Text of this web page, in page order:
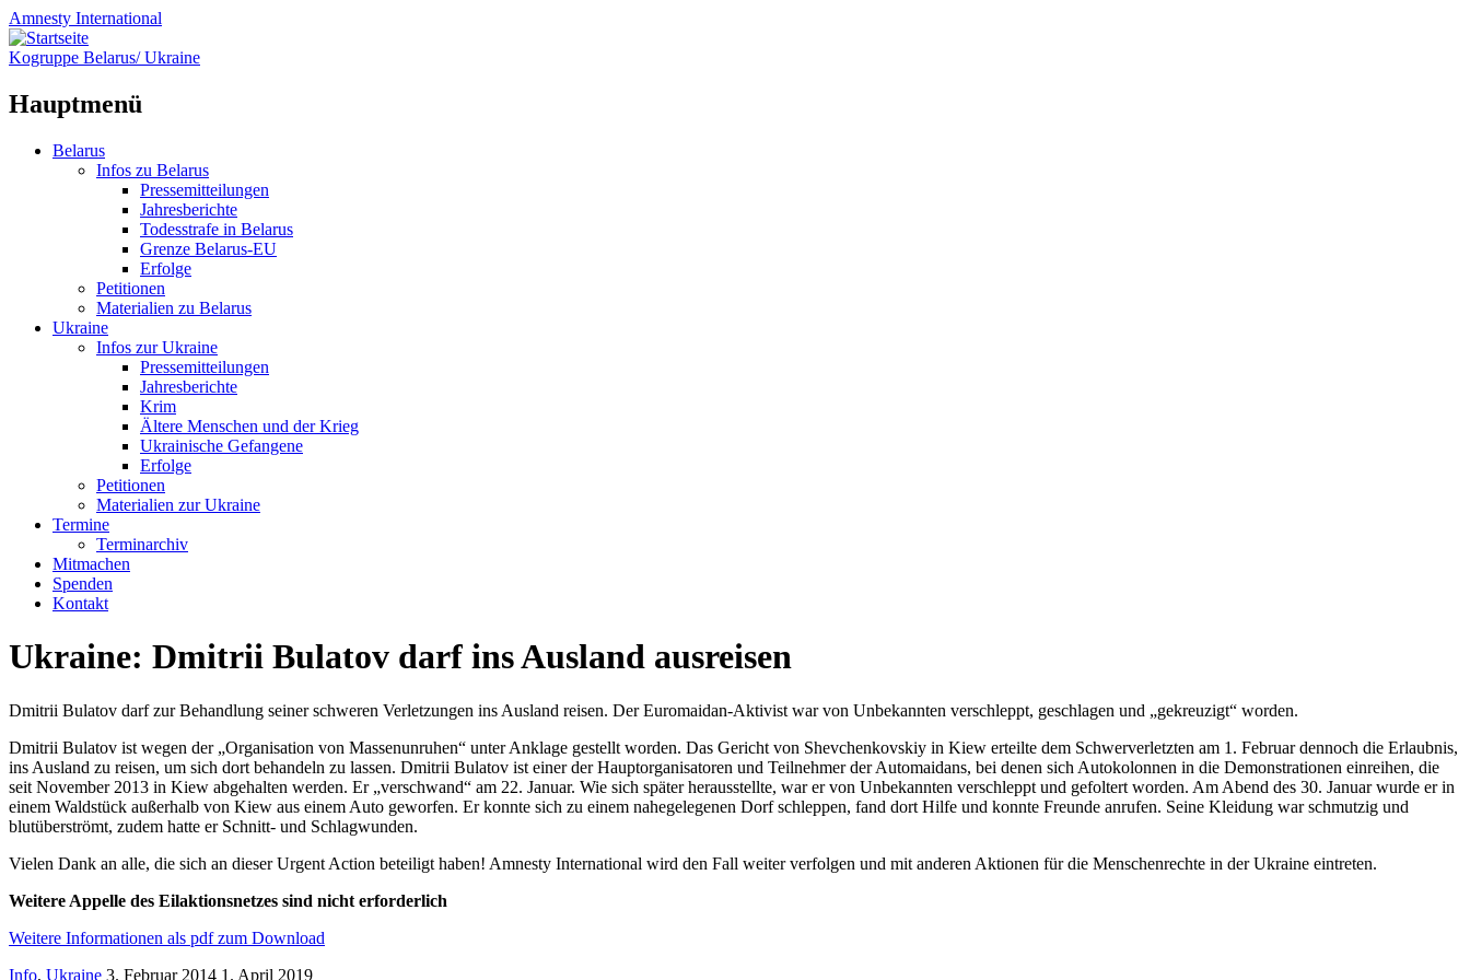
Amnesty International
Kogruppe Belarus/ Ukraine
Hauptmenü
Zum
Belarus
Infos zu Belarus
Pressemitteilungen
Jahresberichte
Todesstrafe in Belarus
Grenze Belarus-EU
Erfolge
Petitionen
Materialien zu Belarus
Ukraine
Infos zur Ukraine
Pressemitteilungen
Jahresberichte
Krim
Ältere Menschen und der Krieg
Ukrainische Gefangene
Erfolge
Petitionen
Materialien zur Ukraine
Termine
Terminarchiv
Mitmachen
Spenden
Kontakt
Ukraine: Dmitrii Bulatov darf ins Ausland ausreisen
Dmitrii Bulatov darf zur Behandlung seiner schweren Verletzungen ins Ausland reisen. Der Euromaidan-Aktivist war von Unbekannten verschleppt, geschlagen und „gekreuzigt“ worden.
Dmitrii Bulatov ist wegen der „Organisation von Massenunruhen“ unter Anklage gestellt worden. Das Gericht von Shevchenkovskiy in Kiew erteilte dem Schwerverletzten am 1. Februar dennoch die Erlaubnis,
ins Ausland zu reisen, um sich dort behandeln zu lassen. Dmitrii Bulatov ist einer der Hauptorganisatoren und Teilnehmer der Automaidans, bei denen sich Autokolonnen in die Demonstrationen einreihen, die
seit November 2013 in Kiew abgehalten werden. Er „verschwand“ am 22. Januar. Wie sich später herausstellte, war er von Unbekannten verschleppt und gefoltert worden. Am Abend des 30. Januar wurde er in
einem Waldstück außerhalb von Kiew aus einem Auto geworfen. Er konnte sich zu einem nahegelegenen Dorf schleppen, fand dort Hilfe und konnte Freunde anrufen. Seine Kleidung war schmutzig und
blutüberströmt, zudem hatte er Schnitt- und Schlagwunden.
Vielen Dank an alle, die sich an dieser Urgent Action beteiligt haben! Amnesty International wird den Fall weiter verfolgen und mit anderen Aktionen für die Menschenrechte in der Ukraine eintreten.
Weitere Appelle des Eilaktionsnetzes sind nicht erforderlich
Weitere Informationen als pdf zum Download
Info, Ukraine 3. Februar 2014 1. April 2019